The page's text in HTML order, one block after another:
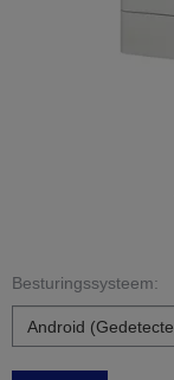
Besturingssysteem: